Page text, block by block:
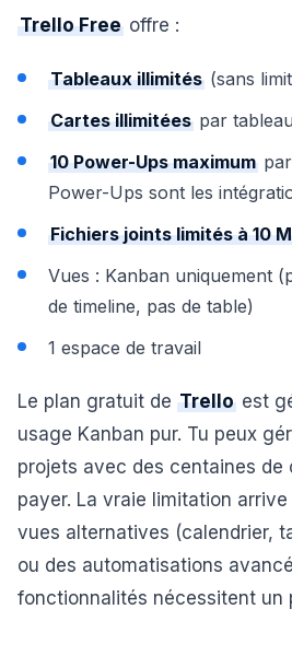
Trello Free offre :
Tableaux illimités (sans
Cartes illimitées par tableau
10 Power-Ups maximum
Power-Ups sont les
Fichiers joints limités à 10
Vues : Kanban uniquement
de timeline, pas de table)
1 espace de travail
Le plan gratuit de Trello est
usage Kanban pur. Tu peux
projets avec des centaines de
payer. La vraie limitation
vues alternatives (calendrier,
ou des automatisations
fonctionnalités nécessitent un